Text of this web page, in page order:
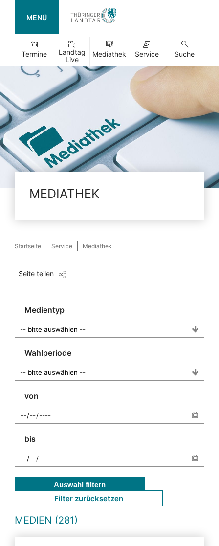
MENÜ
Termine
Landtag
Live
Mediathek Service Suche
MEDIATHEK
Startseite Service Mediathek
Seite teilen
Medientyp
Wahlperiode
von
bis
Auswahl filtern
Filter zurücksetzen
MEDIEN (281)